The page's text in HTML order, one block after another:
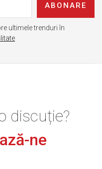
ABONARE
ultimele trenduri în
discuție?
ne